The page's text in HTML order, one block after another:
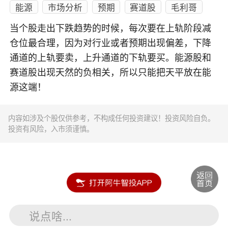
能源 市场分析 预期 赛道股 毛利哥
当个股走出下跌趋势的时候，每次要在上轨阶段减
仓位最合理，因为对行业或者预期出现偏差，下降
通道的上轨要卖，上升通道的下轨要买。能源股和
赛道股出现天然的负相关，所以只能把天平放在能
源这端！
内容如涉及个股仅供参考，不构成任何投资建议！投资风险自负。
投资有风险，入市须谨慎。
说点啥...